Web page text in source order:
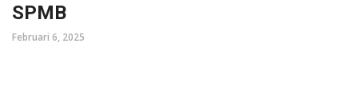
SPMB
Februari 6, 2025